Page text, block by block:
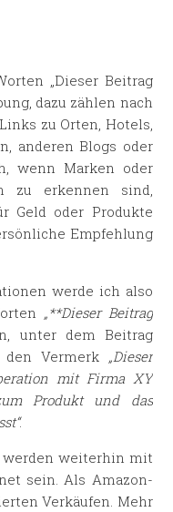
„Dieser Beitrag
dazu zählen nach
zu Orten, Hotels,
anderen Blogs oder
wenn Marken oder
zu erkennen sind,
Geld oder Produkte
Empfehlung
werde ich also
„**Dieser Beitrag
unter dem Beitrag
Vermerk „Dieser
mit Firma XY
Produkt und das
.
werden weiterhin mit
sein. Als Amazon-
Verkäufen. Mehr